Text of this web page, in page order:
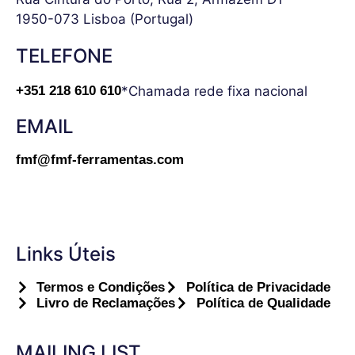
1950-073 Lisboa (Portugal)
TELEFONE
+351 218 610 610*Chamada rede fixa nacional
EMAIL
fmf@fmf-ferramentas.com
Links Úteis
Termos e Condições
Política de Privacidade
Livro de Reclamações
Política de Qualidade